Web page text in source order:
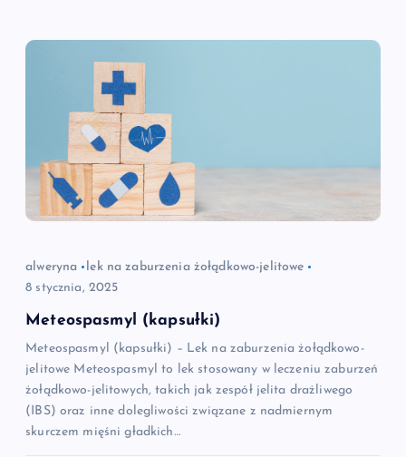
alweryna
lek na zaburzenia żołądkowo-jelitowe
8 stycznia, 2025
Meteospasmyl (kapsułki)
Meteospasmyl (kapsułki) – Lek na zaburzenia żołądkowo-
jelitowe Meteospasmyl to lek stosowany w leczeniu zaburzeń
żołądkowo-jelitowych, takich jak zespół jelita drażliwego
(IBS) oraz inne dolegliwości związane z nadmiernym
skurczem mięśni gładkich…